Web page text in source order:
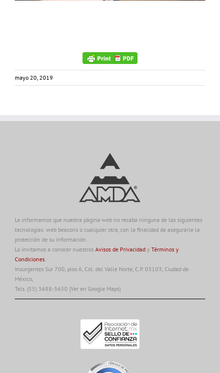
mayo 20, 2019
Le informamos que nuestra página web no recaba ninguna de las siguientes
tecnologías: web beacons o cualquier otra, con la finalidad de asegurarle la
protección de su información.
Lo invitamos a conocer nuestros Avisos de Privacidad y Términos y
Condiciones.
Insurgentes Sur 700, piso 6, Col. del Valle Norte, C.P. 03103, Ciudad de
México,
Tels. (55) 3688-3650 (Ver en Google Maps)